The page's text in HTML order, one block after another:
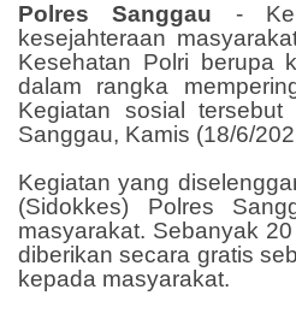
Polres Sanggau -
kesejahteraan
Kesehatan Polri berupa
dalam rangka
Kegiatan sosial
Sanggau, Kamis (18/6/
Kegiatan yang
(Sidokkes) Polres
masyarakat. Sebanyak
diberikan secara gratis
kepada masyarakat.